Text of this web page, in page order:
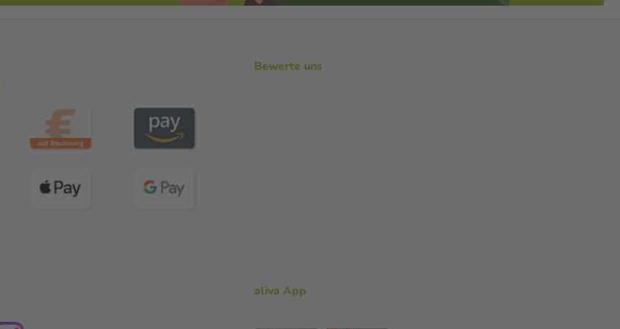
Bewerte uns
aliva App